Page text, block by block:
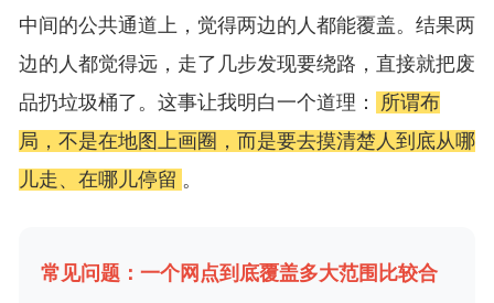
中间的公共通道上，觉得两边的人都能覆盖。结果两
边的人都觉得远，走了几步发现要绕路，直接就把废
品扔垃圾桶了。这事让我明白一个道理：
所谓布
局，不是在地图上画圈，而是要去摸清楚人到底从哪
儿走、在哪儿停留 。
常见问题：一个网点到底覆盖多大范围比较合